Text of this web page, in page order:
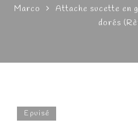
Marco
Attache sucette en
dorés
Epuisé